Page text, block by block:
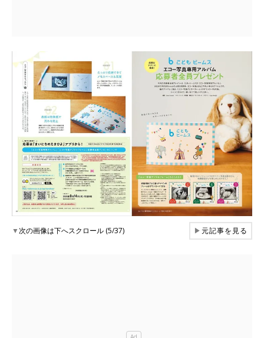
▼次の画像は下へスクロール (5/37) ▶元記事を見る